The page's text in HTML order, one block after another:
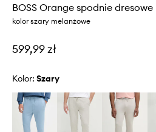
BOSS Orange spodnie
kolor szary melanżowe
599,99 zł
Kolor: szary